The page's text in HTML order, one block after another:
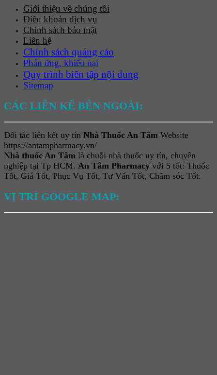
Giới thiệu về chúng tôi
Điều khoản dịch vụ
Chính sách bảo mật
Liên hệ
Chính sách quảng cáo
Phản ứng, khiếu nại
Quy trình biên tập nội dung
Sitemap
CÁC LIÊN KẾ BÊN NGOÀI:
Đối tác liên kết uy tín Nhà Thuốc An Tâm Website
https://antampharmacy.vn/
Nhà thuốc An Tâm là chuỗi nhà thuốc uy tín, chuyên
nghiệp tại Tp HCM. An Tâm Pharmacy với 5 tốt: Thuốc
Tốt, Giá Tốt, Phục Vụ Tốt, Tư Vấn Tốt, Chăm sóc Tốt.
VỊ TRÍ GOOGLE MAP: